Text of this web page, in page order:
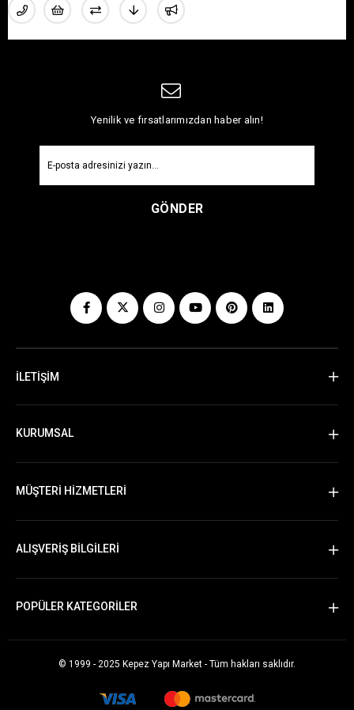
Yenilik ve fırsatlarımızdan haber alın!
GÖNDER
İLETİŞİM
KURUMSAL
MÜŞTERİ HİZMETLERİ
ALIŞVERİŞ BİLGİLERİ
POPÜLER KATEGORİLER
© 1999 - 2025 Kepez Yapı Market - Tüm hakları saklıdır.